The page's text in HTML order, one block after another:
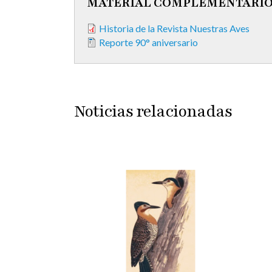
Historia de la Revista Nuestras Aves
Reporte 90° aniversario
Noticias relacionadas